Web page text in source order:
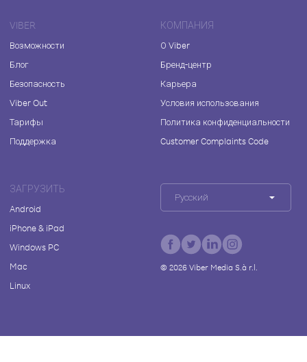
VIBER
Возможности
Блог
Безопасность
Viber Out
Тарифы
Поддержка
КОМПАНИЯ
О Viber
Бренд-центр
Карьера
Условия использования
Политика конфиденциальности
Customer Complaints Code
ЗАГРУЗИТЬ
Android
iPhone & iPad
Windows PC
Mac
Linux
Русский
© 2026Viber Media S.à r.l.